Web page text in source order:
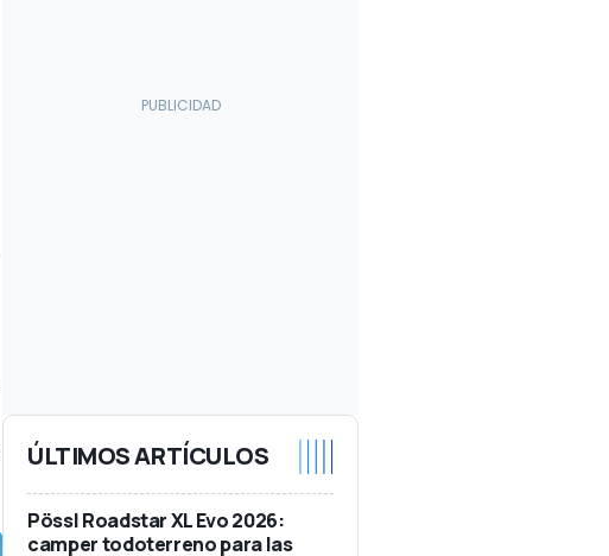
ÚLTIMOS ARTÍCULOS
Pössl Roadstar XL Evo 2026:
camper todoterreno para las